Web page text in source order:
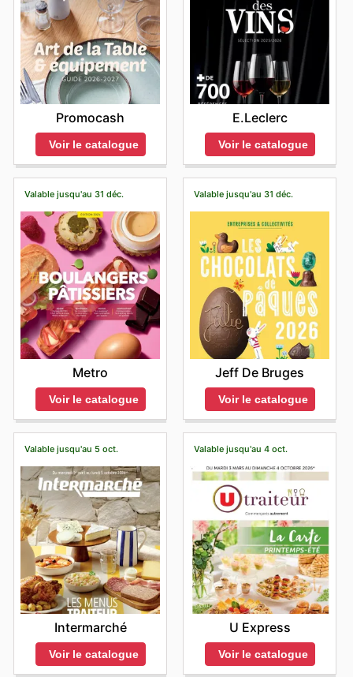
Promocash
Voir le catalogue
E.Leclerc
Voir le catalogue
Valable jusqu'au 31 déc.
Metro
Voir le catalogue
Valable jusqu'au 31 déc.
Jeff De Bruges
Voir le catalogue
Valable jusqu'au 5 oct.
Intermarché
Voir le catalogue
Valable jusqu'au 4 oct.
U Express
Voir le catalogue